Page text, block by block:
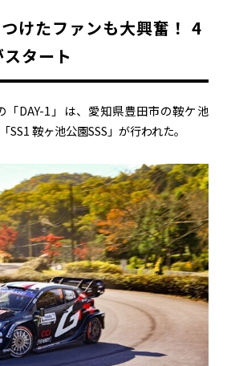
つけたファンも大興奮！ 4
タート
「DAY-1」は、愛知県豊田市の鞍ケ池
SS1 鞍ヶ池公園SSS」が行われた。